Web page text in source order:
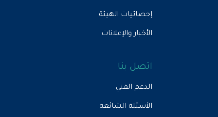
إحصائيات الهيئة
الأخبار والإعلانات
اتصل بنا
الدعم الفني
الأسئلة الشائعة